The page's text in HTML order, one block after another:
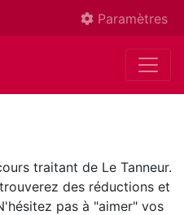
Paramètres
traitant de Le Tanneur.
des réductions et
pas à "aimer" vos